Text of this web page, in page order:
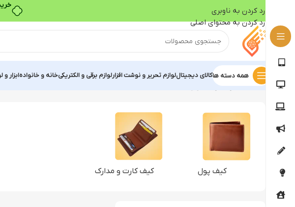
رد کردن به ناوبری
رد کردن به محتوای اصلی
همه دسته هاکالای دیجیتاللوازم تحریر و نوشت افزارلوازم برقی و الکتریکیخانه و خانوادهابزار و
خانه خانه و خانواده
کیف پول کیف کارت و مدارک